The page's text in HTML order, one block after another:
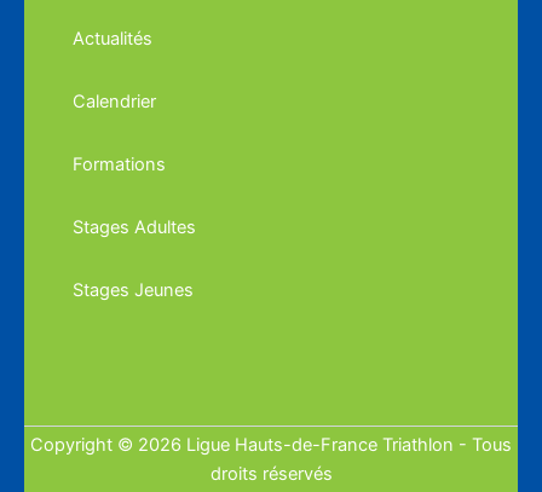
Actualités
Calendrier
Formations
Stages Adultes
Stages Jeunes
Copyright © 2026 Ligue Hauts-de-France Triathlon - Tous
droits réservés